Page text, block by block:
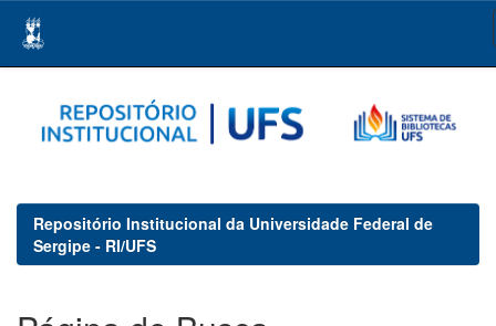
navigation
Repositório Institucional da Universidade Federal de
Sergipe - RI/UFS